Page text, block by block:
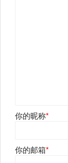
你的昵称*
你的邮箱*